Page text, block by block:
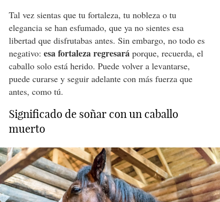
Tal vez sientas que tu fortaleza, tu nobleza o tu
elegancia se han esfumado, que ya no sientes esa
libertad que disfrutabas antes. Sin embargo, no todo es
negativo: esa fortaleza regresaráporque, recuerda, el
caballo solo está herido. Puede volver a levantarse,
puede curarse y seguir adelante con más fuerza que
antes, como tú.
Significado de soñar con un caballo
muerto